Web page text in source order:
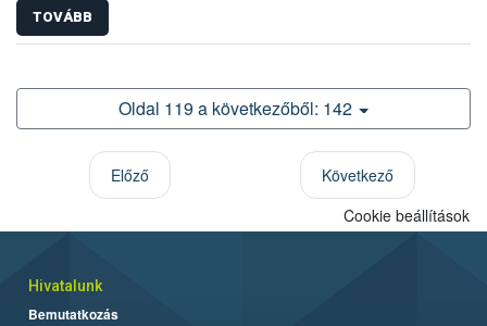
TOVÁBB
Oldal 119 a következőből: 142
Előző
Következő
Cookie beállítások
Hivatalunk
Bemutatkozás